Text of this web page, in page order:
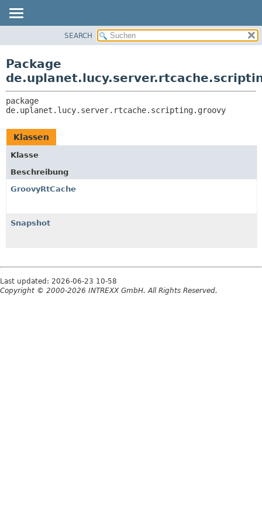
KLASSE
VERWENDUNG
BAUM
INDEX
HILFE
PACKAGE:
KLASSEN UND
SCHNITTSTELLEN
SEARCH
Package
de.uplanet.lucy.server.rtcache.scripting.groovy
Klassen
Klasse
Beschreibung
GroovyRtCache
Snapshot
Last updated: 2026-06-23 10-58
Copyright © 2000-2026 INTREXX GmbH. All Rights Reserved.